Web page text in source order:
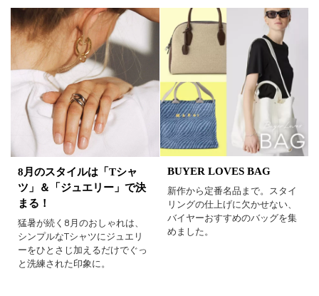
8月のスタイルは「Tシャ
ツ」＆「ジュエリー」で決
まる！
猛暑が続く8月のおしゃれは、
シンプルなTシャツにジュエリ
ーをひとさじ加えるだけでぐっ
と洗練された印象に。
BUYER LOVES BAG
新作から定番名品まで。スタイ
リングの仕上げに欠かせない、
バイヤーおすすめのバッグを集
めました。